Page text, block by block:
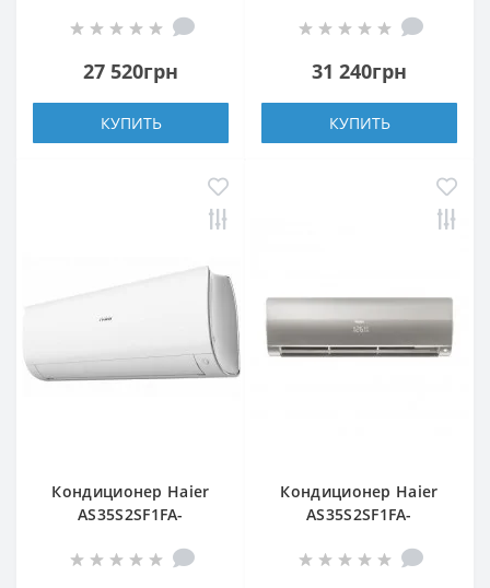
27 520грн
КУПИТЬ
31 240грн
КУПИТЬ
Кондиционер Haier
AS35S2SF1FA-
Кондиционер Haier
AS35S2SF1FA-